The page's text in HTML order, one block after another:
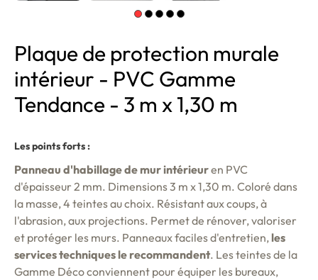
Plaque de protection murale
intérieur - PVC Gamme
Tendance - 3 m x 1,30 m
Les points forts :
Panneau d'habillage de mur intérieuren PVC
d'épaisseur 2 mm. Dimensions 3 m x 1,30 m. Coloré dans
la masse, 4 teintes au choix. Résistant aux coups, à
l'abrasion, aux projections. Permet de rénover, valoriser
et protéger les murs. Panneaux faciles d'entretien, les
services techniques le recommandent. Les teintes de la
Gamme Déco conviennent pour équiper les bureaux,